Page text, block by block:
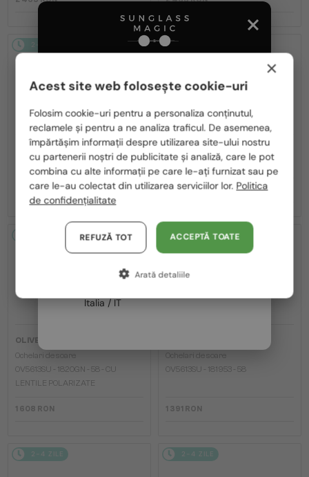
2-4 ZILE
Ray-Ban —Ochelari de soare
RB3929 - 001/71 - 54
724 RON
—
PR C05S - 16K30X - 57
1 318 RON
OLIVER PEOPLES
Ochelari de soare
OV5613SU - 1820GN - 58 - CU
LENTILE POLARIZATE
1 608 RON
2-4 ZILE
Ochelari de soare
OV5613SU - 181953 - 58
1 391 RON
2-4 ZILE 2-4 ZILE
România / RO
Polska / PL
Magyarország / HU
United Arab Emirates / EN
Austria / AT
Germania / DE
Franța / FR
Italia / IT
×
Acest site web folosește cookie-uri
Folosim cookie-uri pentru a personaliza conținutul,
reclamele și pentru a ne analiza traficul. De asemenea,
împărtășim informații despre utilizarea site-ului nostru
cu partenerii noștri de publicitate și analiză, care le pot
combina cu alte informații pe care le-ați furnizat sau pe
care le-au colectat din utilizarea serviciilor lor. Politica
de confidențialitate
ACCEPTĂ TOATE
REFUZĂ TOT
Arată detaliile